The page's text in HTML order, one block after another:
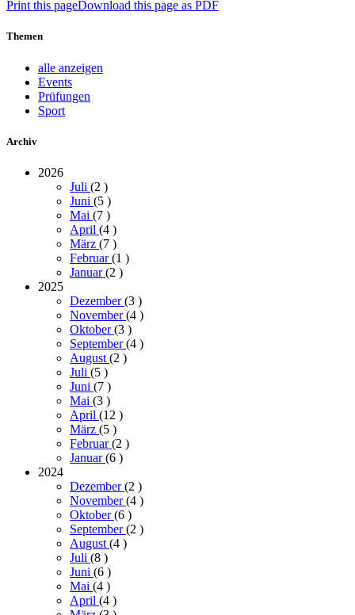
Print this pageDownload this page as PDF
Themen
alle anzeigen
Events
Prüfungen
Sport
Archiv
2026
Juli (2 )
Juni (5 )
Mai (7 )
April (4 )
März (7 )
Februar(1 )
Januar(2 )
2025
Dezember(3 )
November(4 )
Oktober(3 )
September(4 )
August (2 )
Juli (5 )
Juni (7 )
Mai (3 )
April (12 )
März (5 )
Februar(2 )
Januar(6 )
2024
Dezember(2 )
November(4 )
Oktober(6 )
September(2 )
August (4 )
Juli (8 )
Juni (6 )
Mai (4 )
April (4 )